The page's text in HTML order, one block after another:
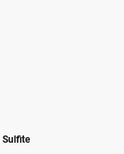
Sulfite